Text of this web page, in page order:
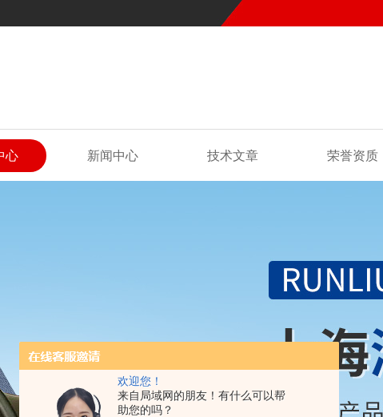
欢迎您！
来自局域网的朋友！有什么可以帮
助您的吗？
心 新闻中心 技术文章 荣誉资质